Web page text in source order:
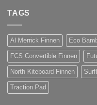
TAGS
Al Merrick Finnen Eco
FCS Convertible Finnen
North Kiteboard Finnen
Traction Pad